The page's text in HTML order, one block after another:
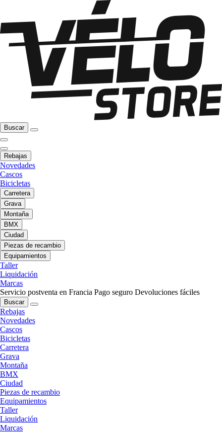
Buscar
Rebajas
Novedades
Cascos
Bicicletas
Carretera
Grava
Montaña
BMX
Ciudad
Piezas de recambio
Equipamientos
Taller
Liquidación
Marcas
Servicio postventa en Francia Pago seguro Devoluciones fáciles
Buscar
Rebajas
Novedades
Cascos
Bicicletas
Carretera
Grava
Montaña
BMX
Ciudad
Piezas de recambio
Equipamientos
Taller
Liquidación
Marcas